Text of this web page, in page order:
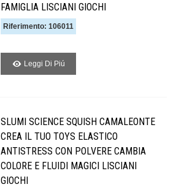
FAMIGLIA LISCIANI GIOCHI
Riferimento: 106011
Leggi Di Piú
SLUMI SCIENCE SQUISH CAMALEONTE
CREA IL TUO TOYS ELASTICO
ANTISTRESS CON POLVERE CAMBIA
COLORE E FLUIDI MAGICI LISCIANI
GIOCHI